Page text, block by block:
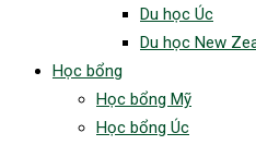
Du học Úc
Du học New
Học bổng
Học bổng Mỹ
Học bổng Úc